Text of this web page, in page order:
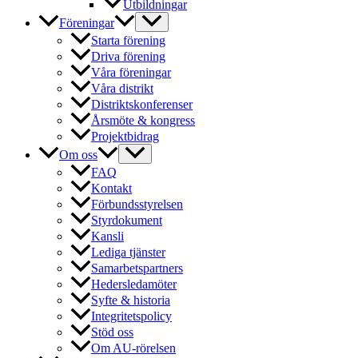
Utbildningar
Föreningar
Starta förening
Driva förening
Våra föreningar
Våra distrikt
Distriktskonferenser
Årsmöte & kongress
Projektbidrag
Om oss
FAQ
Kontakt
Förbundsstyrelsen
Styrdokument
Kansli
Lediga tjänster
Samarbetspartners
Hedersledamöter
Syfte & historia
Integritetspolicy
Stöd oss
Om AU-rörelsen